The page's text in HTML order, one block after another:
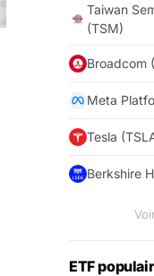
Taiwan
(TSM)
Broadcom
Meta
Tesla
Berkshire
ETF